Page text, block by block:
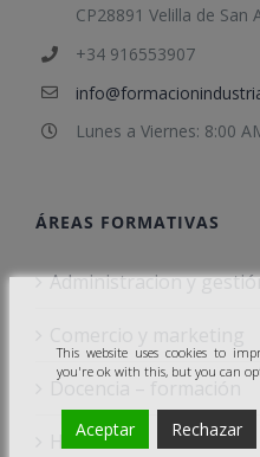
CP28891 Velilla de San
+34 916553907
Lunes a Viernes: 8:00
ÁREAS FORMATIVAS
Administracion y
Docencia – formación
Hostelería
This website uses cookies to
you're ok with this, but you can
Aceptar Rechazar